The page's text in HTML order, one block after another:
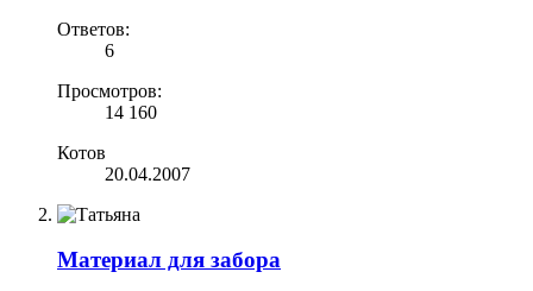
Ответов:
6
Просмотров:
14 160
Котов
20.04.2007
Материал для забора